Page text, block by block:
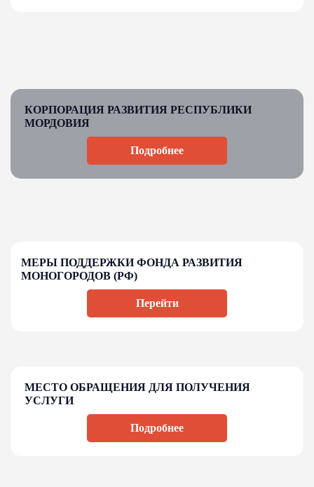
КОРПОРАЦИЯ РАЗВИТИЯ РЕСПУБЛИКИ
МОРДОВИЯ
Подробнее
МЕРЫ ПОДДЕРЖКИ ФОНДА РАЗВИТИЯ
МОНОГОРОДОВ (РФ)
Перейти
МЕСТО ОБРАЩЕНИЯ ДЛЯ ПОЛУЧЕНИЯ
УСЛУГИ
Подробнее